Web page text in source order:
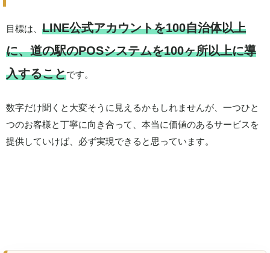
目標は、 LINE公式アカウントを100自治体以上
に、道の駅のPOSシステムを100ヶ所以上に導
入することです。
数字だけ聞くと大変そうに見えるかもしれませんが、一つひと
つのお客様と丁寧に向き合って、本当に価値のあるサービスを
提供していけば、必ず実現できると思っています。